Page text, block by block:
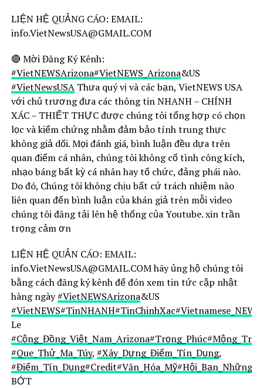
LIỆN HỆ QUẢNG CÁO: EMAIL:
info.VietNewsUSA@GMAIL.COM
🔴 Mời Đăng Ký Kênh:
#VietNEWSArizona#VietNEWS_Arizona&US
#VietNewsUSAThưa quý vị và các bạn, VietNEWS USA
với chủ trương đưa các thông tin NHANH – CHÍNH
XÁC – THIẾT THỰC được chúng tôi tổng hợp có chọn
lọc và kiểm chứng nhằm đảm bảo tính trung thực
không giả dối. Mọi đánh giá, bình luận đều dựa trên
quan điểm cá nhân, chúng tôi không cố tình công kích,
nhạo báng bất kỳ cá nhân hay tổ chức, đảng phái nào.
Do đó, Chúng tôi không chịu bất cứ trách nhiệm nào
liên quan đến bình luận của khán giả trên mỗi video
chúng tôi đăng tải lên hệ thống của Youtube. xin trần
trọng cảm ơn
LIỆN HỆ QUẢN CÁO: EMAIL:
info.VietNewsUSA@GMAIL.COM hãy ủng hộ chúng tôi
bằng cách đăng ký kênh để đón xem tin tức cập nhật
hàng ngày#VietNEWSArizona&US
#VietNEWS#TinNHANH#TinChinhXac#Vietnamese_NEWS
Le
#Cộng_Đồng_Việt_Nam_Arizona#Trọng_Phúc
#Que_Thử_Ma_Túy, #Xây_Dựng_Điểm_Tín_Dụng,
#Điểm_Tín_Dụng#Credit#Văn_Hóa_Mỹ
BỚT